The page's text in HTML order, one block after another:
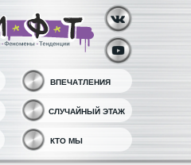
ВПЕЧАТЛЕНИЯ
СЛУЧАЙНЫЙ ЭТАЖ
КТО МЫ